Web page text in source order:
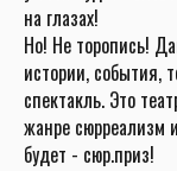
на глазах!
Но! Не торопись!
истории, события,
спектакль. Это
жанре сюрреализм
будет - сюр.приз!